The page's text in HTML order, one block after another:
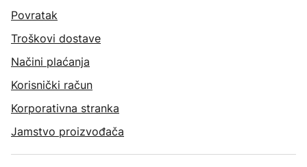
Povratak
Troškovi dostave
Načini plaćanja
Korisnički račun
Korporativna stranka
Jamstvo proizvođača